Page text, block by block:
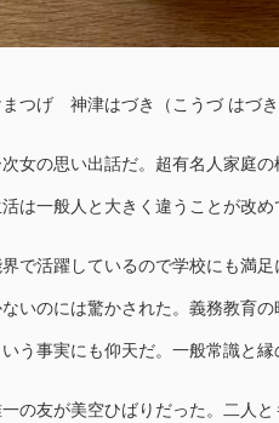
まつげ 神津はづき（こうづ はづ
女の思い出話だ。超有名人家庭
は一般人と大きく違うことが改め
で活躍しているので学校にも満
いのには驚かされた。義務教育
う事実にも仰天だ。一般常識と縁
の友が美空ひばりだった。二人